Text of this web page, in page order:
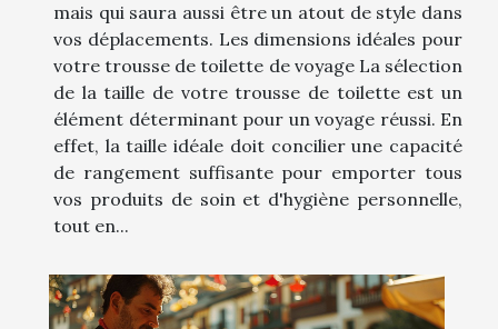
mais qui saura aussi être un atout de style dans
vos déplacements. Les dimensions idéales pour
votre trousse de toilette de voyage La sélection
de la taille de votre trousse de toilette est un
élément déterminant pour un voyage réussi. En
effet, la taille idéale doit concilier une capacité
de rangement suffisante pour emporter tous
vos produits de soin et d'hygiène personnelle,
tout en...